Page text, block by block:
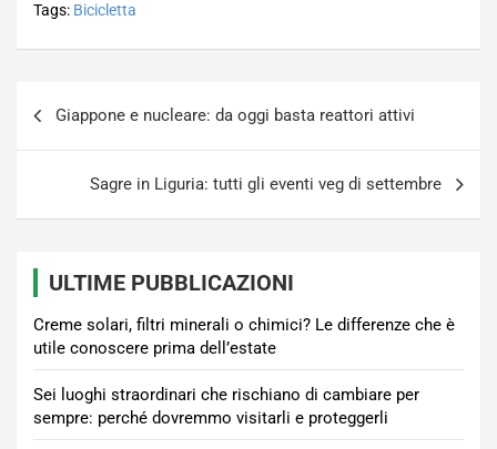
Tags: Bicicletta
articoli
Giappone e nucleare: da oggi basta reattori attivi
Sagre in Liguria: tutti gli eventi veg di settembre
ULTIME PUBBLICAZIONI
Creme solari, filtri minerali o chimici? Le differenze che è
utile conoscere prima dell’estate
Sei luoghi straordinari che rischiano di cambiare per
sempre: perché dovremmo visitarli e proteggerli